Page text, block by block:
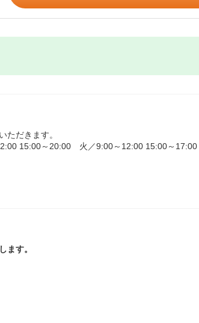
ただきます。
15:00～20:00 火／9:00～12:00 15:00～17:00
ます。